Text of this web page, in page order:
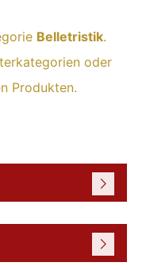
Belletristik.
oder
Produkten.